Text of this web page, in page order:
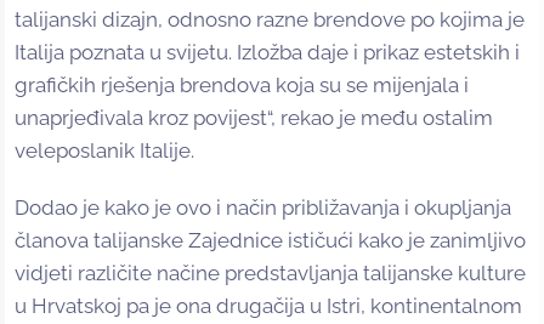
talijanski dizajn, odnosno razne brendove po kojima je
Italija poznata u svijetu. Izložba daje i prikaz estetskih i
grafičkih rješenja brendova koja su se mijenjala i
unaprjeđivala kroz povijest“, rekao je među ostalim
veleposlanik Italije.
Dodao je kako je ovo i način približavanja i okupljanja
članova talijanske Zajednice ističući kako je zanimljivo
vidjeti različite načine predstavljanja talijanske kulture
u Hrvatskoj pa je ona drugačija u Istri, kontinentalnom